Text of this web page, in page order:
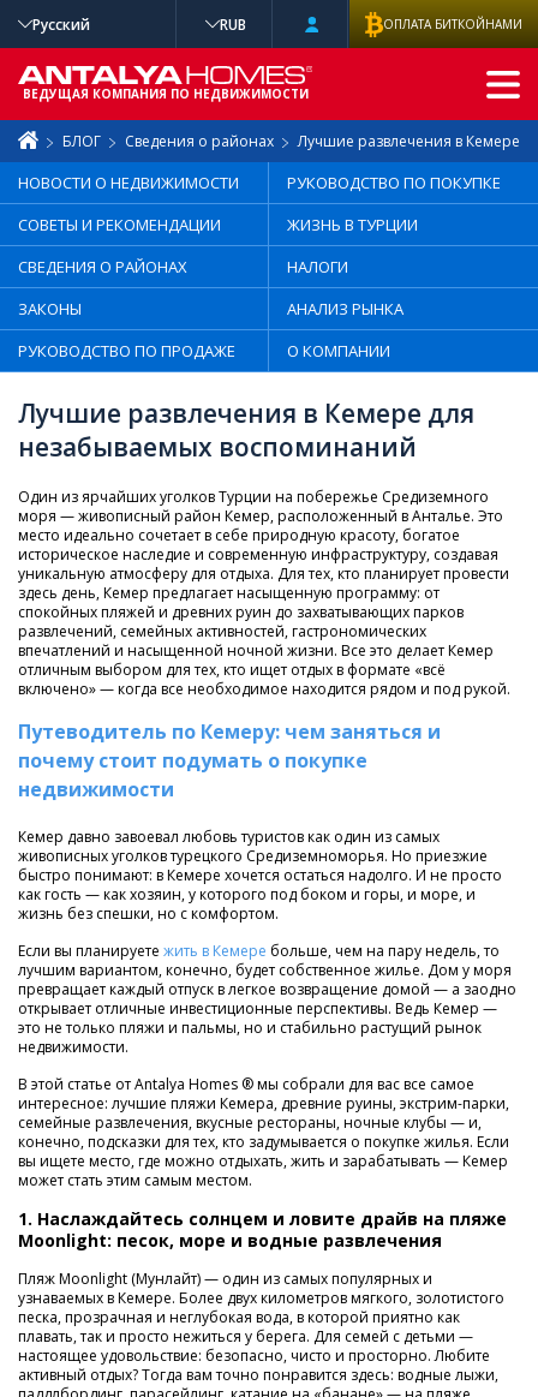
БЛОГ Сведения о районах Лучшие развлечения в Кемере
НОВОСТИ О НЕДВИЖИМОСТИ
РУКОВОДСТВО ПО ПОКУПКЕ
СОВЕТЫ И РЕКОМЕНДАЦИИ
ЖИЗНЬ В ТУРЦИИ
СВЕДЕНИЯ О РАЙОНАХ
НАЛОГИ
ЗАКОНЫ
АНАЛИЗ РЫНКА
РУКОВОДСТВО ПО ПРОДАЖЕ
О КОМПАНИИ
Лучшие развлечения в Кемере для
незабываемых воспоминаний
Один из ярчайших уголков Турции на побережье Средиземного
моря — живописный район Кемер, расположенный в Анталье. Это
место идеально сочетает в себе природную красоту, богатое
историческое наследие и современную инфраструктуру, создавая
уникальную атмосферу для отдыха. Для тех, кто планирует провести
здесь день, Кемер предлагает насыщенную программу: от
спокойных пляжей и древних руин до захватывающих парков
развлечений, семейных активностей, гастрономических
впечатлений и насыщенной ночной жизни. Все это делает Кемер
отличным выбором для тех, кто ищет отдых в формате «всё
включено» — когда все необходимое находится рядом и под рукой.
Путеводитель по Кемеру: чем заняться и
почему стоит подумать о покупке
недвижимости
Кемер давно завоевал любовь туристов как один из самых
живописных уголков турецкого Средиземноморья. Но приезжие
быстро понимают: в Кемере хочется остаться надолго. И не просто
как гость — как хозяин, у которого под боком и горы, и море, и
жизнь без спешки, но с комфортом.
Если вы планируете жить в Кемере больше, чем на пару недель, то
лучшим вариантом, конечно, будет собственное жилье. Дом у моря
превращает каждый отпуск в легкое возвращение домой — а заодно
открывает отличные инвестиционные перспективы. Ведь Кемер —
это не только пляжи и пальмы, но и стабильно растущий рынок
недвижимости.
В этой статье от Antalya Homes ® мы собрали для вас все самое
интересное: лучшие пляжи Кемера, древние руины, экстрим-парки,
семейные развлечения, вкусные рестораны, ночные клубы — и,
конечно, подсказки для тех, кто задумывается о покупке жилья. Если
вы ищете место, где можно отдыхать, жить и зарабатывать — Кемер
может стать этим самым местом.
1. Наслаждайтесь солнцем и ловите драйв на пляже
Moonlight: песок, море и водные развлечения
Пляж Moonlight (Мунлайт) — один из самых популярных и
узнаваемых в Кемере. Более двух километров мягкого, золотистого
песка, прозрачная и неглубокая вода, в которой приятно как
плавать, так и просто нежиться у берега. Для семей с детьми —
настоящее удовольствие: безопасно, чисто и просторно. Любите
активный отдых? Тогда вам точно понравится здесь: водные лыжи,
Русский RUB ОПЛАТА БИТКОЙНАМИ
ВЕДУЩАЯ КОМПАНИЯ ПО НЕДВИЖИМОСТИ
РАСШИРЕННЫ
Й ПОИСК